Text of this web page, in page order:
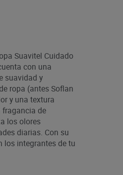
Suavitel Cuidado
con una
suavidad y
ropa (antes Soflan
y una textura
de
los olores
diarias. Con su
los integrantes de tu